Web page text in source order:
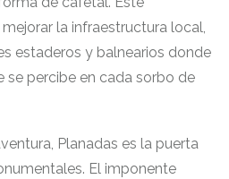
la infraestructura local,
estaderos y balnearios donde
se percibe en cada sorbo de
Planadas es la puerta
El imponente